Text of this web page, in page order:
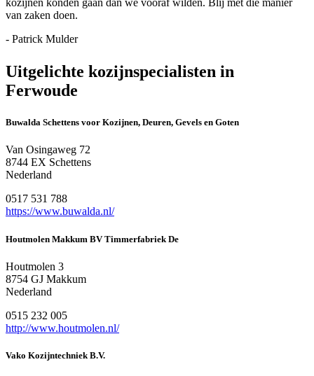
kozijnen konden gaan dan we vooraf wilden. Blij met die manier
van zaken doen.
- Patrick Mulder
Uitgelichte kozijnspecialisten in
Ferwoude
Buwalda Schettens voor Kozijnen, Deuren, Gevels en Goten
Van Osingaweg 72
8744 EX Schettens
Nederland
0517 531 788
https://www.buwalda.nl/
Houtmolen Makkum BV Timmerfabriek De
Houtmolen 3
8754 GJ Makkum
Nederland
0515 232 005
http://www.houtmolen.nl/
Vako Kozijntechniek B.V.